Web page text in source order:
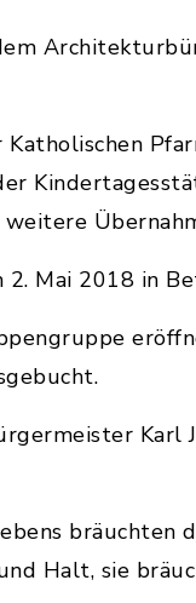
Katholischen
2. Mai 2018 in
Karl
Halt, sie